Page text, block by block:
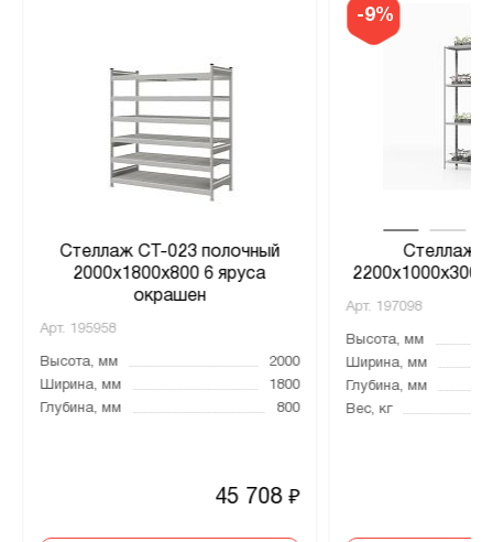
Стеллаж СТ-023 полочный
2000x1800x800 6 яруса
окрашен
Арт. 195958
Высота, мм
2000
Ширина, мм
1800
Глубина, мм
800
45 708₽
-9%
Стеллаж
2200х1000х300,
Арт. 197098
Высота, мм
Ширина, мм
Глубина, мм
Вес, кг